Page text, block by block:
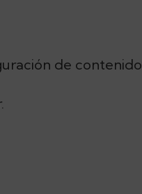
de contenido.